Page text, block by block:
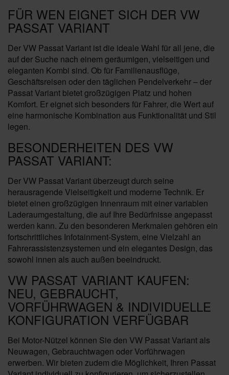
FÜR WEN EIGNET SICH DER VW
PASSAT VARIANT
Der VW Passat Variant ist die ideale Wahl für all jene, die
auf der Suche nach einem geräumigen, vielseitigen und
eleganten Kombi sind. Ob für Familienausflüge,
Geschäftsreisen oder den täglichen Pendelverkehr – der
Passat Variant bietet großzügigen Platz und hohen
Komfort. Er eignet sich besonders für Fahrer, die Wert auf
eine harmonische Kombination aus Funktionalität und Stil
legen.
BESONDERHEITEN DES VW
PASSAT VARIANT:
Der VW Passat Variant überzeugt durch seine
herausragende Vielseitigkeit und moderne Technik. Er
bietet einen großzügigen Innenraum mit einer variablen
Laderaumgestaltung, die auf Ihre Bedürfnisse angepasst
werden kann. Zu den besonderen Merkmalen gehören ein
fortschrittliches Infotainment-System, eine Vielzahl an
Fahrerassistenzsystemen und ein elegantes Design, das
sowohl innen als auch außen beeindruckt.
VW PASSAT VARIANT KAUFEN:
NEU, GEBRAUCHT,
VORFÜHRWAGEN & INDIVIDUELLE
KONFIGURATION VERFÜGBAR
Bei Motor-Nützel können Sie den VW Passat Variant als
Neuwagen, Gebrauchtwagen oder Vorführwagen
erwerben. Wir bieten zudem die Möglichkeit, Ihren Passat